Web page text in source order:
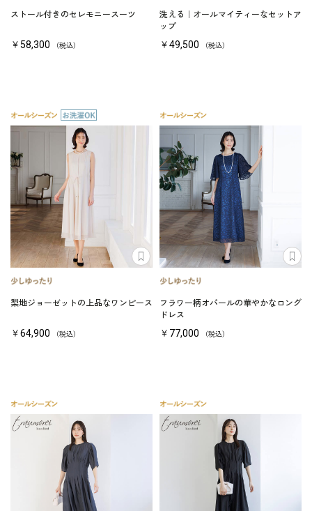
ストール付きのセレモニースーツ
￥58,300 （税込）
洗える｜オールマイティーなセットア
ップ
￥49,500 （税込）
梨地ジョーゼットの上品なワンピース
￥64,900 （税込）
フラワー柄オパールの華やかなロング
ドレス
￥77,000 （税込）